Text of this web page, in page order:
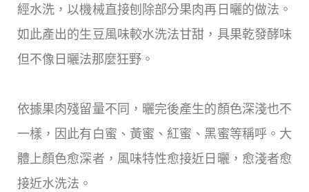
經水洗，以機械直接刨除部分果肉再日曬的做法。
如此產出的生豆風味較水洗法甘甜，具果乾發酵味
但不像日曬法那麼狂野。
依據果肉殘留量不同，曬完後產生的顏色深淺也不
一樣，因此有白蜜、黃蜜、紅蜜、黑蜜等稱呼。大
體上顏色愈深者，風味特性愈接近日曬，愈淺者愈
接近水洗法。